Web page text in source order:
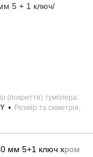
5 + 1 ключ/
(покриття) тумблера
Розмір та симетрія,